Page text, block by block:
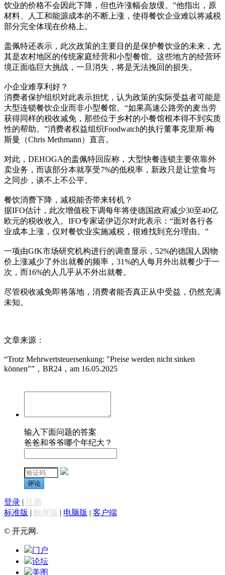
饮业的价格不会因此下降，但也许涨幅会放缓。”他指出，原
材料、人工和能源成本的不断上涨，使得餐饮企业难以将减税
部分完全体现在价格上。
盖佩特还表示，此次政策的主要目的是保护餐饮业的未来，尤
其是农村地区的传统家庭经营和小型餐馆。这些地方的经营环
境正面临巨大挑战，一旦消失，将是无法挽回的损失。
小企业难享利好？
消费者保护组织对此表示担忧，认为政策的实际受益者可能是
大型连锁餐饮企业而非小型餐馆。“如果高速公路旁的麦当劳
获得同样的税收减免，那些位于乡村的小餐馆根本得不到实质
性的帮助。”消费者权益组织Foodwatch的执行董事克里斯·梅
斯曼（Chris Methmann）直言。
对此，DEHOGA的盖佩特回应称，大型快餐连锁主要依靠外
卖业务，而该部分本就享受7%的低税率，新政只是让堂食与
之同步，谈不上不公平。
餐饮消费下降，减税能否带来转机？
据IFO估计，此次增值税下调每年将使德国政府减少30至40亿
欧元的税收收入。IFO专家诺伊迈尔对此表示：“面对各行各
业成本上涨，仅对餐饮业实施减税，很难找到充分理由。”
一项由GfK市场研究机构进行的调查显示，52%的德国人因物
价上涨减少了外出就餐的频率，31%的人每月外出就餐少于一
次，而16%的人几乎从不外出就餐。
尽管税收减免即将落地，消费者能否真正从中受益，仍然充满
未知。
文章来源：
“Trotz Mehrwertsteuersenkung: "Preise werden nicht sinken
können"”，BR24，am 16.05.2025
输入下面问题的答案
爸爸和爷爷哪个年纪大？
评论
登录 | 注册
标准版 | 触屏版 | 电脑版 | 客户端
© 开元网.
门户
论坛
美图